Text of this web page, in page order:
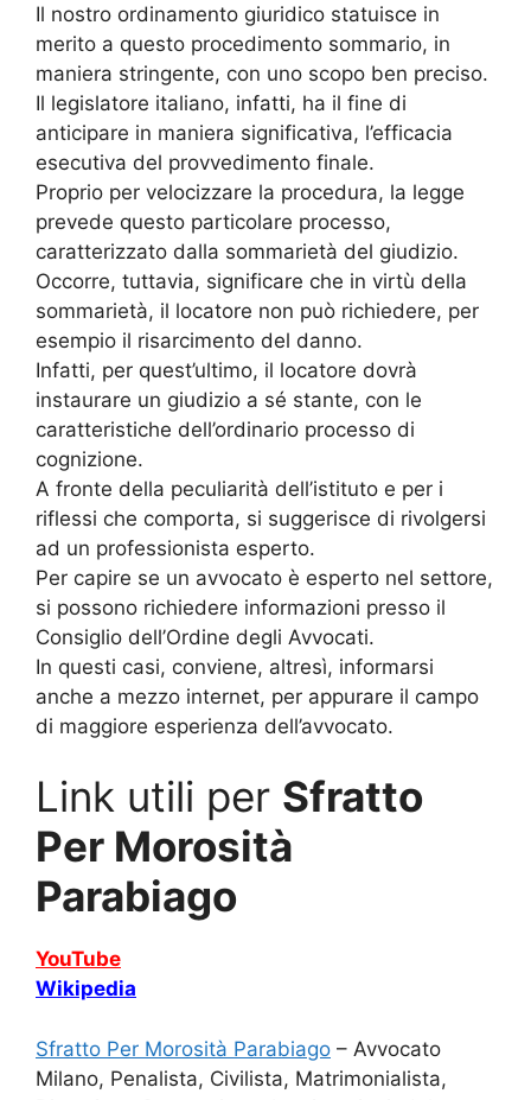
Il nostro ordinamento giuridico statuisce in
merito a questo procedimento sommario, in
maniera stringente, con uno scopo ben preciso.
Il legislatore italiano, infatti, ha il fine di
anticipare in maniera significativa, l’efficacia
esecutiva del provvedimento finale.
Proprio per velocizzare la procedura, la legge
prevede questo particolare processo,
caratterizzato dalla sommarietà del giudizio.
Occorre, tuttavia, significare che in virtù della
sommarietà, il locatore non può richiedere, per
esempio il risarcimento del danno.
Infatti, per quest’ultimo, il locatore dovrà
instaurare un giudizio a sé stante, con le
caratteristiche dell’ordinario processo di
cognizione.
A fronte della peculiarità dell’istituto e per i
riflessi che comporta, si suggerisce di rivolgersi
ad un professionista esperto.
Per capire se un avvocato è esperto nel settore,
si possono richiedere informazioni presso il
Consiglio dell’Ordine degli Avvocati.
In questi casi, conviene, altresì, informarsi
anche a mezzo internet, per appurare il campo
di maggiore esperienza dell’avvocato.
Link utili per Sfratto
Per Morosità
Parabiago
YouTube
Wikipedia
Sfratto Per Morosità Parabiago – Avvocato
Milano, Penalista, Civilista, Matrimonialista,